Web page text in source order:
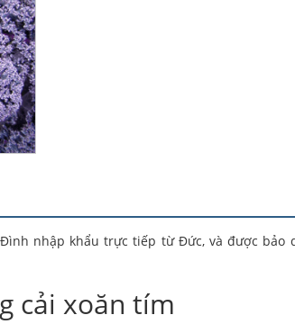
nhập khẩu trực tiếp từ Đức, và được bảo
cải xoăn tím